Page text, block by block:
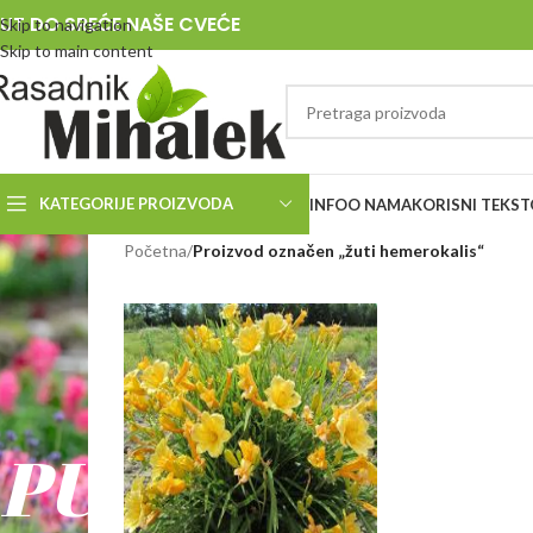
Skip to navigation
Skip to main content
DO SREĆE NAŠE CVEĆE
KATEGORIJE PROIZVODA INFOO NAMAKORISNI
RASADNIK
MIHALEK
PUT
Početna/Proizvod označen „žuti hemerokalis“